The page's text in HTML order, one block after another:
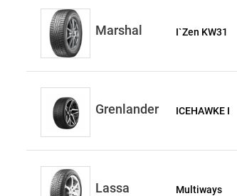
Marshal I`Zen KW31
Grenlander ICEHAWKE I
Lassa Multiways